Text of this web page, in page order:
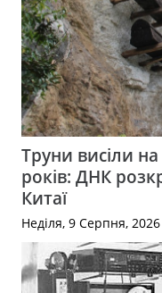
Труни висіли
років: ДНК
Китаї
Неділя, 9 Серпня, 2026